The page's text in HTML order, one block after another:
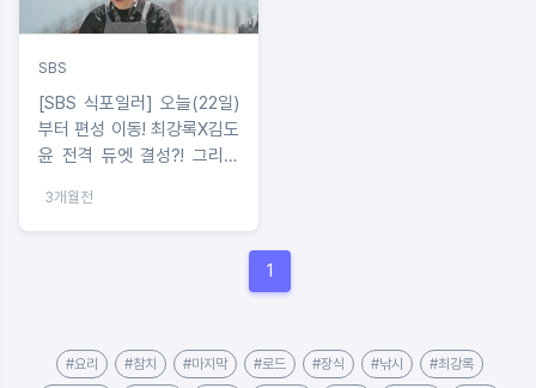
SBS
[SBS 식포일러] 오늘(22일)
부터 편성 이동! 최강록X김도
윤 전격 듀엣 결성?! 그리고
3개월전
1
#요리 #참치 #마지막 #로드 #장식 #낚시 #최강록